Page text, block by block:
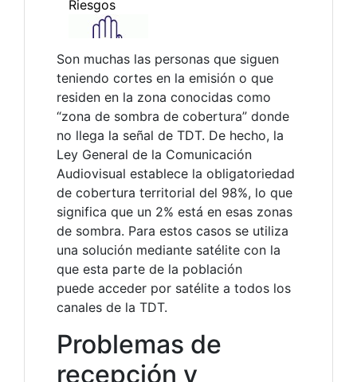
Son muchas las personas que siguen
teniendo cortes en la emisión o que
residen en la zona conocidas como
“zona de sombra de cobertura” donde
no llega la señal de TDT. De hecho, la
Ley General de la Comunicación
Audiovisual establece la obligatoriedad
de cobertura territorial del 98%, lo que
significa que un 2% está en esas zonas
de sombra. Para estos casos se utiliza
una solución mediante satélite con la
que esta parte de la población
puede acceder por satélite a todos los
canales de la TDT.
Problemas de
recepción y